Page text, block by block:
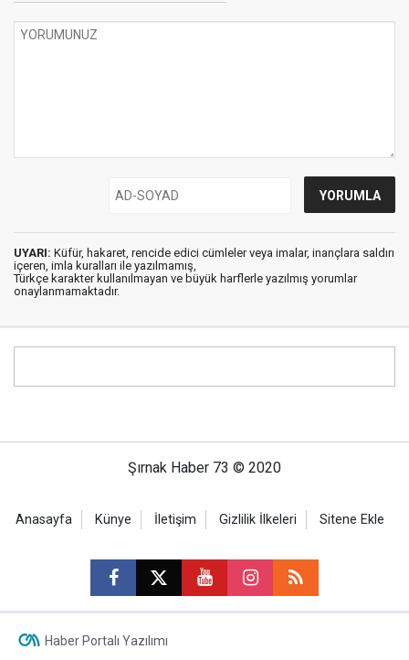
UYARI: Küfür, hakaret, rencide edici cümleler veya imalar, inançlara saldırı
içeren, imla kuralları ile yazılmamış,
Türkçe karakter kullanılmayan ve büyük harflerle yazılmış yorumlar
onaylanmamaktadır.
Şırnak Haber 73 © 2020
Anasayfa Künye İletişim Gizlilik İlkeleri Sitene Ekle
Haber Portalı Yazılımı